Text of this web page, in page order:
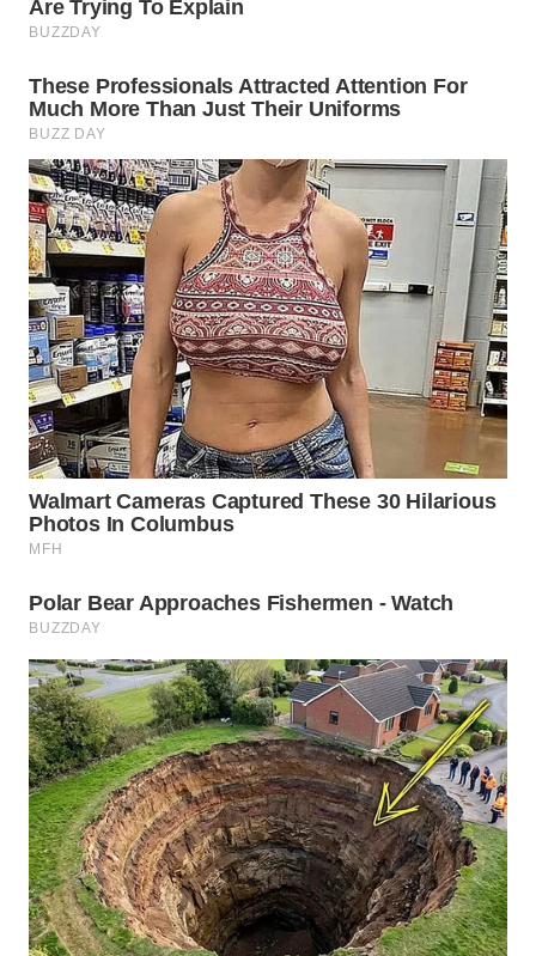
WN
PAKPAK
WN
KARAWANG
WN
BEKASI
WN
BOGOR
WN
DEPOK
WN
TAPANULI
UTARA
PADANG
LAWAS
WN
SUMEDANG
WN
CIANJUR
WN